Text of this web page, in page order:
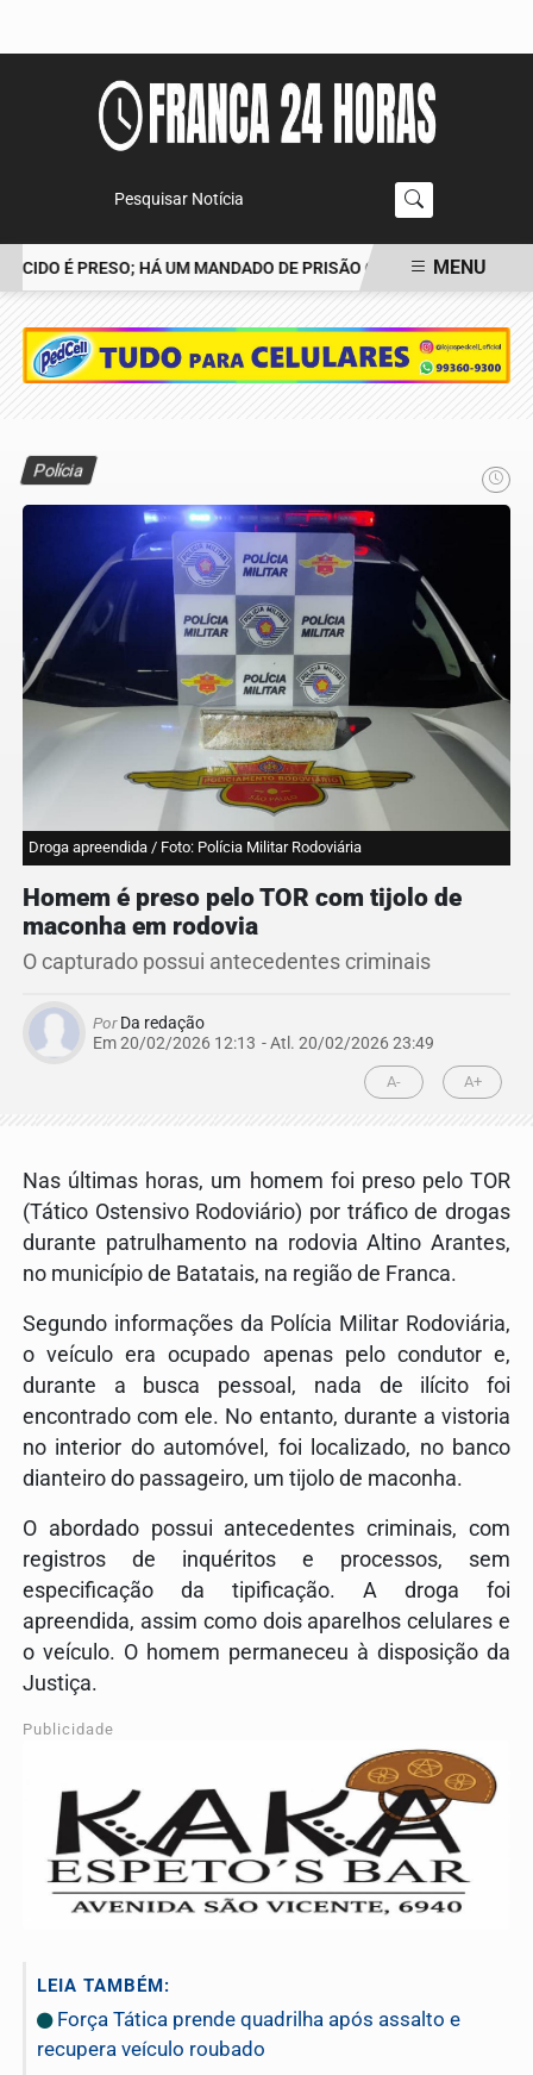
Pesquisar Notícia
É PRESO; HÁ UM MANDADO DE PRISÃO CONTRA TIAGOMENU
Polícia
Droga apreendida / Foto: Polícia Militar Rodoviária
Homem é preso pelo TOR com tijolo de
maconha em rodovia
O capturado possui antecedentes criminais
PorDa redação
Em 20/02/2026 12:13 - Atl. 20/02/2026 23:49
A- A+
Nas últimas horas, um homem foi preso pelo TOR
(Tático Ostensivo Rodoviário) por tráfico de drogas
durante patrulhamento na rodovia Altino Arantes,
no município de Batatais, na região de Franca.
Segundo informações da Polícia Militar Rodoviária,
o veículo era ocupado apenas pelo condutor e,
durante a busca pessoal, nada de ilícito foi
encontrado com ele. No entanto, durante a vistoria
no interior do automóvel, foi localizado, no banco
dianteiro do passageiro, um tijolo de maconha.
O abordado possui antecedentes criminais, com
registros de inquéritos e processos, sem
especificação da tipificação. A droga foi
apreendida, assim como dois aparelhos celulares e
o veículo. O homem permaneceu à disposição da
Justiça.
Publicidade
LEIA TAMBÉM:
Força Tática prende quadrilha após assalto e
recupera veículo roubado